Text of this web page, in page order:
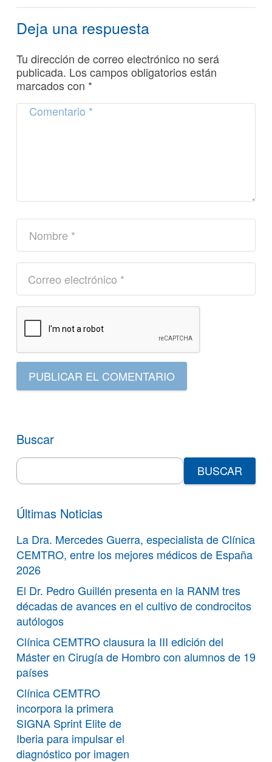
Deja una respuesta
Tu dirección de correo electrónico no será
publicada. Los campos obligatorios están
marcados con *
PUBLICAR EL COMENTARIO
Buscar
Search
for:
Últimas Noticias
La Dra. Mercedes Guerra, especialista de Clínica
CEMTRO, entre los mejores médicos de España
2026
El Dr. Pedro Guillén presenta en la RANM tres
décadas de avances en el cultivo de condrocitos
autólogos
Clínica CEMTRO clausura la III edición del
Máster en Cirugía de Hombro con alumnos de 19
países
Clínica CEMTRO
incorpora la primera
SIGNA Sprint Elite de
Iberia para impulsar el
diagnóstico por imagen